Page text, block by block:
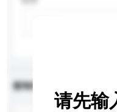
查询内容
请先输